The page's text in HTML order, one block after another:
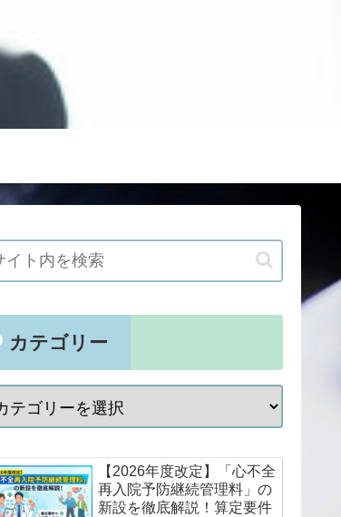
カテゴリー
【2026年度改定】「心不全
再入院予防継続管理料」の
新設を徹底解説！算定要件